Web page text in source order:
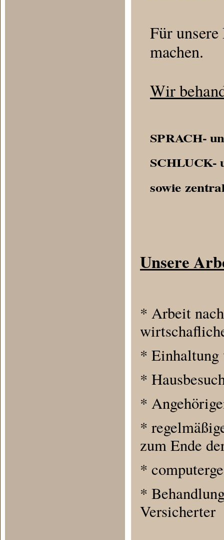
Für
machen.
Wir
SPRACH-
SCHLUCK-
sowie
Unsere
* Arbeit
* Einhaltung
*
*
*
zum Ende
*
*
Versicherter